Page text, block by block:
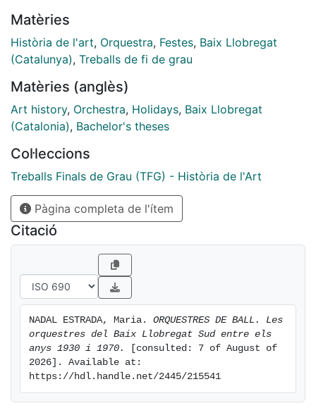
segon lloc, la informació procedent de la
documentació vinculada als actes de ball de les Festes
Majors procedents dels municipis estudiats, ja que
exclusiva, és la que porta més
informació al respecte. Finalment, reflexionarem sobre
el que va suposar
un punt de discussió i
conclusions, dins de les quals aportarem algunes
propostes de futur per
ampliar la recerca sobre aquest tema.
Matèries
Història de l'art, Orquestra, Festes, Baix Llobregat
(Catalunya), Treballs de fi de grau
Matèries (anglès)
Art history, Orchestra, Holidays, Baix Llobregat
(Catalonia), Bachelor's theses
Col·leccions
Treballs Finals de Grau (TFG) - Història de l'Art
Pàgina completa de l'ítem
Citació
NADAL ESTRADA, Maria. ORQUESTRES DE BALL. Les
orquestres del Baix Llobregat Sud entre els
anys 1930 i 1970.
[consulted: 7 of August of
2026]. Available at:
https://hdl.handle.net/2445/215541